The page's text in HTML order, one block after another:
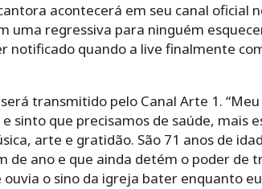
acontecerá em seu canal oficial
uma regressiva para ninguém
notificado quando a live finalmente
transmitido pelo Canal Arte 1.
sinto que precisamos de saúde, mais
arte e gratidão. São 71 anos de
de ano e que ainda detém o poder de
o sino da igreja bater enquanto